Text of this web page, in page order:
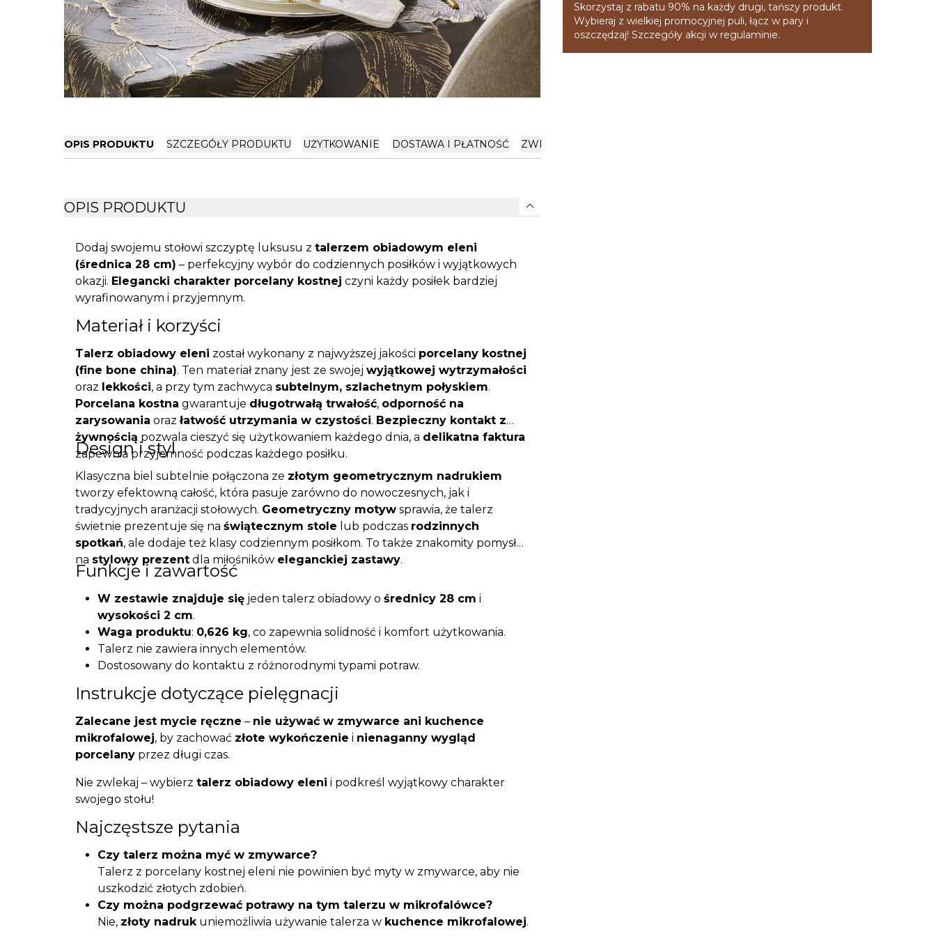
Skorzystaj z rabatu 90% na każdy drugi, tańszy produkt.
Wybieraj z wielkiej promocyjnej puli, łącz w pary i
oszczędzaj! Szczegóły akcji w regulaminie.
OPIS PRODUKTU SZCZEGÓŁY PRODUKTU UŻYTKOWANIE DOSTAWA I PŁATNOŚĆ ZWROTY
OPIS PRODUKTU expand_more
Dodaj swojemu stołowi szczyptę luksusu z talerzem obiadowym eleni
(średnica 28 cm) – perfekcyjny wybór do codziennych posiłków i wyjątkowych
okazji. Elegancki charakter porcelany kostnej czyni każdy posiłek bardziej
wyrafinowanym i przyjemnym.
Materiał i korzyści
Talerz obiadowy eleni został wykonany z najwyższej jakości porcelany kostnej
(fine bone china). Ten materiał znany jest ze swojej wyjątkowej wytrzymałości
oraz lekkości, a przy tym zachwyca subtelnym, szlachetnym połyskiem.
Porcelana kostna gwarantuje długotrwałą trwałość, odporność na
zarysowania orazłatwość utrzymania w czystości. Bezpieczny kontakt z
żywnością pozwala cieszyć się użytkowaniem każdego dnia, a delikatna faktura
zapewnia przyjemność podczas każdego posiłku.
Design i styl
Klasyczna biel subtelnie połączona ze złotym geometrycznym nadrukiem
tworzy efektowną całość, która pasuje zarówno do nowoczesnych, jak i
tradycyjnych aranżacji stołowych. Geometryczny motyw sprawia, że talerz
świetnie prezentuje się na świątecznym stole lub podczas rodzinnych
spotkań, ale dodaje też klasy codziennym posiłkom. To także znakomity pomysł
na stylowy prezent dla miłośników eleganckiej zastawy.
Funkcje i zawartość
W zestawie znajduje się jeden talerz obiadowy o średnicy 28 cm i
wysokości 2 cm.
Waga produktu: 0,626 kg, co zapewnia solidność i komfort użytkowania.
Talerz nie zawiera innych elementów.
Dostosowany do kontaktu z różnorodnymi typami potraw.
Instrukcje dotyczące pielęgnacji
Zalecane jest mycie ręczne – nie używać w zmywarce ani kuchence
mikrofalowej, by zachować złote wykończenie i nienaganny wygląd
porcelany przez długi czas.
Nie zwlekaj – wybierz talerz obiadowy eleni i podkreśl wyjątkowy charakter
swojego stołu!
Najczęstsze pytania
Czy talerz można myć w zmywarce?
Talerz z porcelany kostnej eleni nie powinien być myty w zmywarce, aby nie
uszkodzić złotych zdobień.
Czy można podgrzewać potrawy na tym talerzu w mikrofalówce?
Nie, złoty nadrukuniemożliwia używanie talerza w kuchence mikrofalowej.